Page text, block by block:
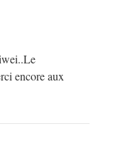
encore aux